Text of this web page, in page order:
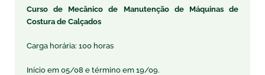
Curso de Mecânico de Manutenção de Máquinas de
Costura de Calçados
Carga horária: 100 horas
Início em 05/08 e término em 19/09.